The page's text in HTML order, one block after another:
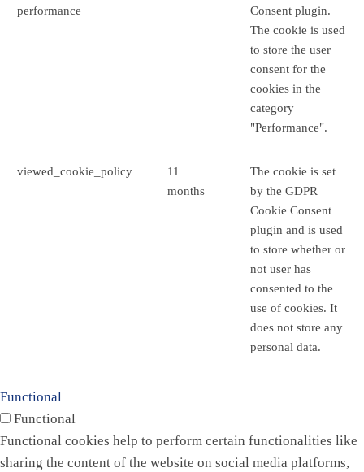
performance
Consent plugin.
The cookie is used
to store the user
consent for the
cookies in the
category
"Performance".
viewed_cookie_policy
11
months
The cookie is set
by the GDPR
Cookie Consent
plugin and is used
to store whether or
not user has
consented to the
use of cookies. It
does not store any
personal data.
Functional
Functional
Functional cookies help to perform certain functionalities like
sharing the content of the website on social media platforms,